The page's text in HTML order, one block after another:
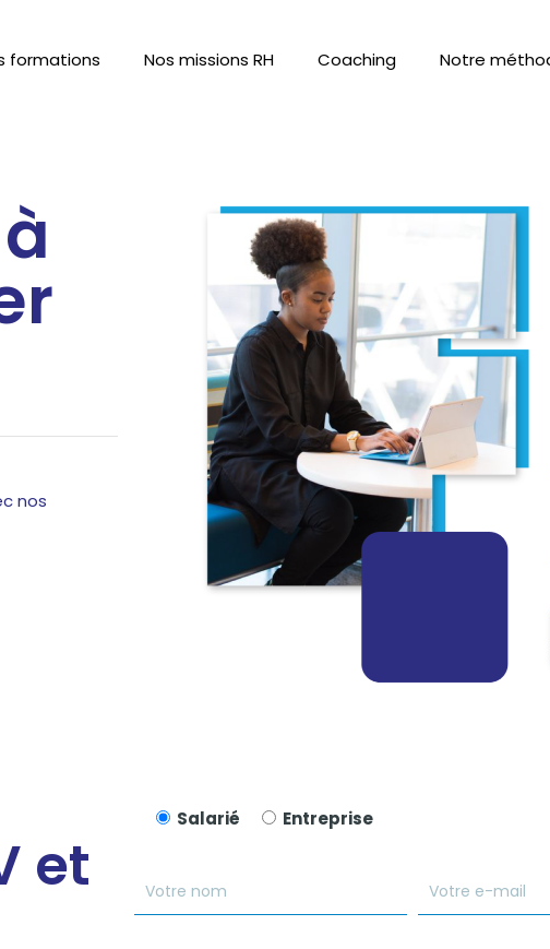
formations Nos missions RH Coaching Notre
nos
et
Salarié Entreprise